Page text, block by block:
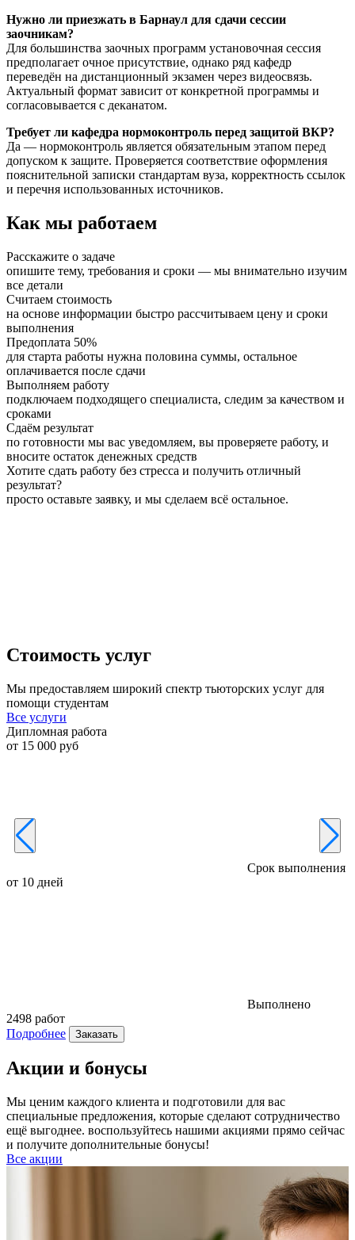
Нужно ли приезжать в Барнаул для сдачи сессии
заочникам?
Для большинства заочных программ установочная сессия
предполагает очное присутствие, однако ряд кафедр
переведён на дистанционный экзамен через видеосвязь.
Актуальный формат зависит от конкретной программы и
согласовывается с деканатом.
Требует ли кафедра нормоконтроль перед защитой ВКР?
Да — нормоконтроль является обязательным этапом перед
допуском к защите. Проверяется соответствие оформления
пояснительной записки стандартам вуза, корректность ссылок
и перечня использованных источников.
Как мы работаем
Расскажите о задаче
опишите тему, требования и сроки — мы внимательно изучим
все детали
Считаем стоимость
на основе информации быстро рассчитываем цену и сроки
выполнения
Предоплата 50%
для старта работы нужна половина суммы, остальное
оплачивается после сдачи
Выполняем работу
подключаем подходящего специалиста, следим за качеством и
сроками
Сдаём результат
по готовности мы вас уведомляем, вы проверяете работу, и
вносите остаток денежных средств
Хотите сдать работу без стресса и получить отличный
результат?
просто оставьте заявку, и мы сделаем всё остальное.
Стоимость услуг
Мы предоставляем широкий спектр тьюторских услуг для
помощи студентам
Все услуги
Дипломная работа
от 15 000 руб
Срок выполнения
от 10 дней
Выполнено
2498 работ
Подробнее
Заказать
Акции и бонусы
Мы ценим каждого клиента и подготовили для вас
специальные предложения, которые сделают сотрудничество
ещё выгоднее. воспользуйтесь нашими акциями прямо сейчас
и получите дополнительные бонусы!
Все акции